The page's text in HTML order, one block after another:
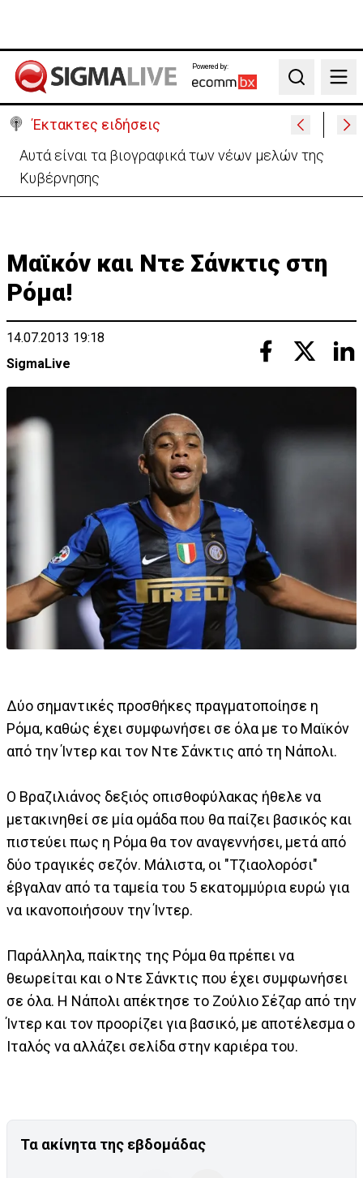
Powered by:
Search
Έκτακτες ειδήσεις
Χειροπέδες σε 37χρονο-Παρίστανε τον εισαγωγέα
αυτοκινήτων και άρπαξε €827,400
Μαϊκόν και Ντε Σάνκτις στη
Ρόμα!
14.07.2013 19:18
SigmaLive
Δύο σημαντικές προσθήκες πραγματοποίησε η
Ρόμα, καθώς έχει συμφωνήσει σε όλα με το Μαϊκόν
από την Ίντερ και τον Ντε Σάνκτις από τη Νάπολι.
Ο Βραζιλιάνος δεξιός οπισθοφύλακας ήθελε να
μετακινηθεί σε μία ομάδα που θα παίζει βασικός και
πιστεύει πως η Ρόμα θα τον αναγεννήσει, μετά από
δύο τραγικές σεζόν. Μάλιστα, οι "Τζιαολορόσι"
έβγαλαν από τα ταμεία του 5 εκατομμύρια ευρώ για
να ικανοποιήσουν την Ίντερ.
Παράλληλα, παίκτης της Ρόμα θα πρέπει να
θεωρείται και ο Ντε Σάνκτις που έχει συμφωνήσει
σε όλα. Η Νάπολι απέκτησε το Ζούλιο Σέζαρ από την
Ίντερ και τον προορίζει για βασικό, με αποτέλεσμα ο
Ιταλός να αλλάζει σελίδα στην καριέρα του.
Τα ακίνητα της εβδομάδας